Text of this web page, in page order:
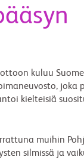
kuluu
kielteisiä
muihin
silmissä ja